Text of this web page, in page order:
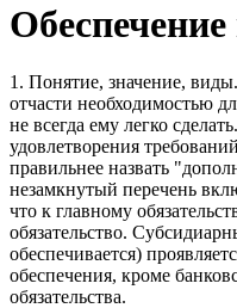
Обеспечение
1. Понятие, значение,
отчасти необходимостью
не всегда ему легко
удовлетворения
правильнее назвать
незамкнутый перечень
что к главному
обязатель­ство.
обеспечивается)
обеспечения, кроме
обязательства.